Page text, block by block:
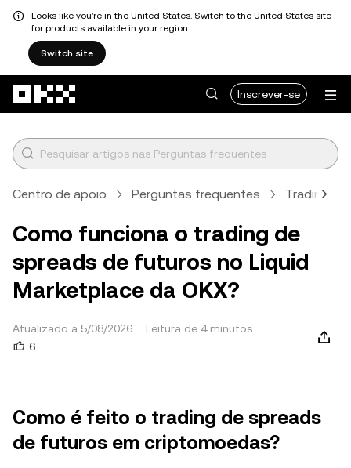
Looks like you're in the United States. Switch to the United States site
for products available in your region.
Switch site
Inscrever-se
Centro de apoio Perguntas frequentes Trading
Como funciona o trading de
spreads de futuros no Liquid
Marketplace da OKX?
Atualizado a 5/08/2026
Leitura de 4 minutos
6
Como é feito o trading de spreads
de futuros em criptomoedas?